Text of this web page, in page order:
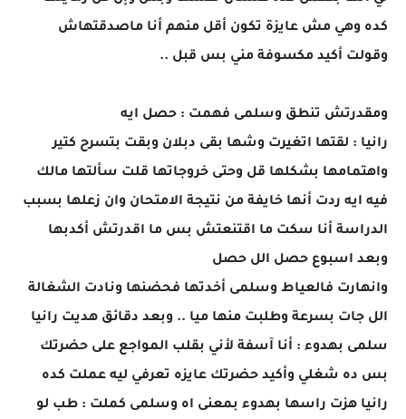
كده وهي مش عايزة تكون أقل منهم أنا ماصدقتهاش
وقولت أكيد مكسوفة مني بس قبل ..
ومقدرتش تنطق وسلمى فهمت : حصل ايه
رانيا : لقتها اتغيرت وشها بقى دبلان وبقت بتسرح كتير
واهتمامها بشكلها قل وحتى خروجاتها قلت سألتها مالك
فيه ايه ردت أنها خايفة من نتيجة الامتحان وان زعلها بسبب
الدراسة أنا سكت ما اقتنعتش بس ما اقدرتش أكدبها
وبعد اسبوع حصل الل حصل
وانهارت فالعياط وسلمى أخدتها فحضنها ونادت الشغالة
الل جات بسرعة وطلبت منها ميا .. وبعد دقائق هديت رانيا
سلمى بهدوء : أنا آسفة لأني بقلب المواجع على حضرتك
بس ده شغلي وأكيد حضرتك عايزه تعرفي ليه عملت كده
رانيا هزت راسها بهدوء بمعنى اه وسلمى كملت : طب لو